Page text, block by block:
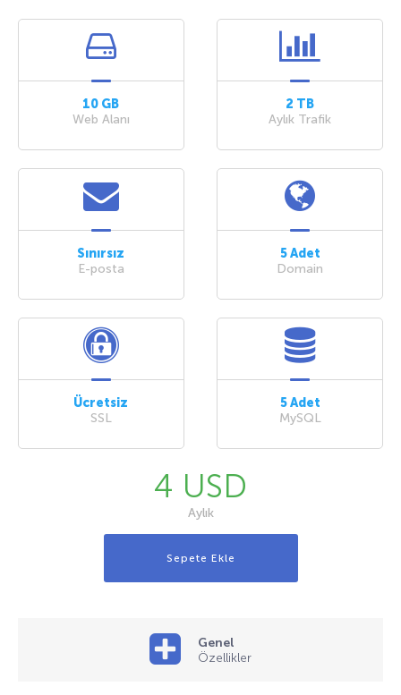
10 GB
Web Alanı
2 TB
Aylık Trafik
Sınırsız
E-posta
5 Adet
Domain
5 Adet
MySQL
Ücretsiz
SSL
4 USD
Aylık
Genel
Özellikler